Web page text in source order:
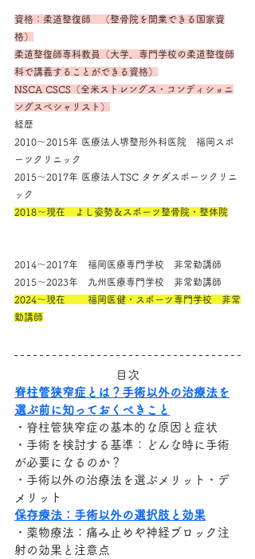
資格：柔道整復師　（整骨院を開業できる国家資
格）
柔道整復師専科教員（大学、専門学校の柔道整復師
科で講義することができる資格）
NSCA CSCS（全米ストレングス・コンディショニ
ングスペシャリスト）
経歴
2010～2015年 医療法人堺整形外科医院　福岡スポ
ーツクリニック
2015～2017年 医療法人TSC タケダスポーツクリニ
ック
2018～現在　よし姿勢＆スポーツ整骨院・整体院
2014～2017年　福岡医療専門学校　非常勤講師
2015～2023年　九州医療専門学校　非常勤講師
2024～現在　　 福岡医健・スポーツ専門学校　非常
勤講師
目次
脊柱管狭窄症とは？手術以外の治療法を
選ぶ前に知っておくべきこと
・脊柱管狭窄症の基本的な原因と症状
・手術を検討する基準：どんな時に手術
が必要になるのか？
・手術以外の治療法を選ぶメリット・デ
メリット
保存療法：手術以外の選択肢と効果
・薬物療法：痛み止めや神経ブロック注
射の効果と注意点